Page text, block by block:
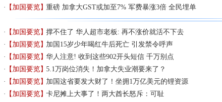
【加国要览】重磅 加拿大GST或加至7% 军费暴涨3倍 全民埋单
【加国要览】撑不住了 华人超市老板: 再不涨价就活不下去
【加国要览】加国15岁少年喝红牛后死亡 引发禁令呼声
【加国要览】华人注意! 收到这些902开头短信 千万别点
【加国要览】5.1万岗位消失！加拿大失业潮要来了？
【加国要览】加国这省要发大财了！坐拥1万亿美元的锂资源
【加国要览】卡尼摊上大事了！两大酋长怒斥：可耻